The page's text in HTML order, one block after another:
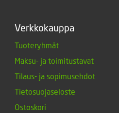
Verkkokauppa
Tuoteryhmät
Maksu- ja toimitustavat
Tilaus- ja sopimusehdot
Tietosuojaseloste
Ostoskori